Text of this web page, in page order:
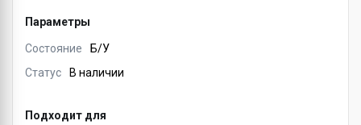
Параметры
Состояние
Б/У
Статус
В наличии
Подходит для